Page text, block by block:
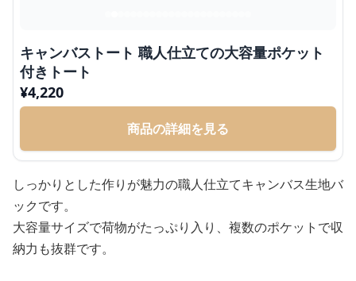
キャンバストート 職人仕立ての大容量ポケット
付きトート
¥4,220
商品の詳細を見る
しっかりとした作りが魅力の職人仕立てキャンバス生地バ
ックです。
大容量サイズで荷物がたっぷり入り、複数のポケットで収
納力も抜群です。